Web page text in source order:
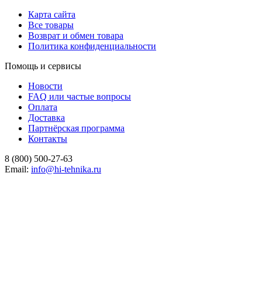
Карта сайта
Все товары
Возврат и обмен товара
Политика конфиденциальности
Помощь и сервисы
Новости
FAQ или частые вопросы
Оплата
Доставка
Партнёрская программа
Контакты
8 (800) 500-27-63
Email: info@hi-tehnika.ru